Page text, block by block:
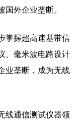
外企业垄断。
握超高速基带信
、毫米波电路设计
业垄断，成为无线
通信测试仪器领